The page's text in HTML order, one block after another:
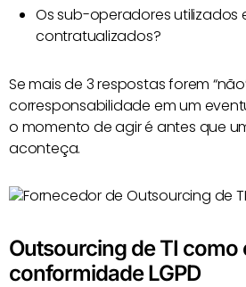
Os sub-operadores utilizados
contratualizados?
Se mais de 3 respostas forem
corresponsabilidade em um
o momento de agir é antes que
aconteça.
Outsourcing de TI como
conformidade LGPD